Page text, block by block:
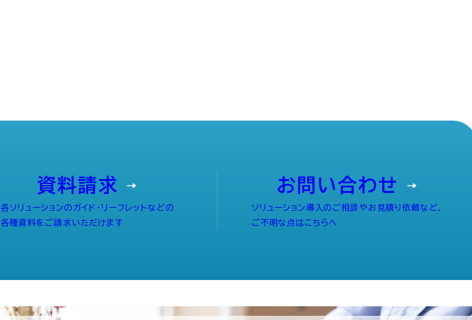
資料請求
各ソリューションのガイド・リーフレットなどの
各種資料をご請求いただけます
お問い合わせ
ソリューション導入のご相談やお見積り依頼など、
ご不明な点はこちらへ